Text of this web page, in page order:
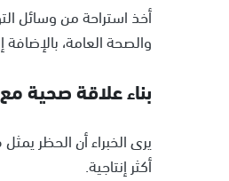
أخذ استراحة من وسائل
والصحة العامة،
بناء علاقة صحية
يرى الخبراء أن الحظر
أكثر إنتاجية.